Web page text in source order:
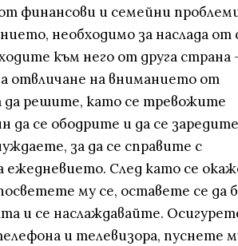
финансови и семейни
необходимо за наслада от
към него от друга страна
отвличане на вниманието от
решите, като се тревожите
да се ободрите и да се
за да се справите с
ежедневието. След като се
му се, оставете се да
и се наслаждавайте.
и телевизора, пуснете